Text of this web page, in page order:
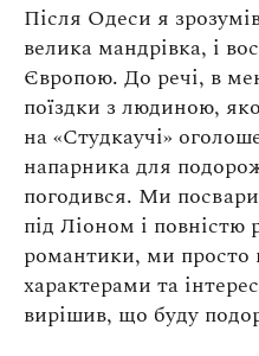
Після Одеси я
велика мандрівка, і
Європою. До речі, в
поїздки з людиною,
на «Студкаучі»
напарника для
погодився. Ми
під Ліоном і
романтики, ми просто
характерами та
вирішив, що буду